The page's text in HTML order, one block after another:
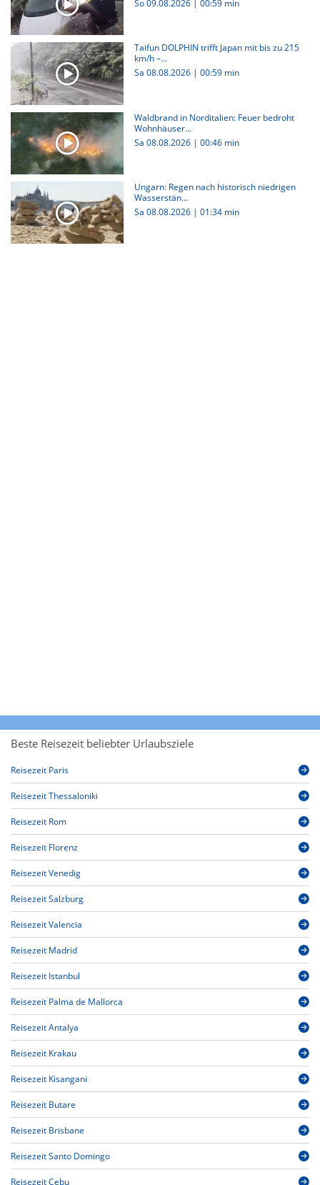
So 09.08.2026 | 00:59 min
Taifun DOLPHIN trifft Japan mit bis zu 215
km/h –...
Sa 08.08.2026 | 00:59 min
Waldbrand in Norditalien: Feuer bedroht
Wohnhäuser...
Sa 08.08.2026 | 00:46 min
Ungarn: Regen nach historisch niedrigen
Wasserstän...
Sa 08.08.2026 | 01:34 min
Beste Reisezeit beliebter Urlaubsziele
Reisezeit Paris
Reisezeit Thessaloniki
Reisezeit Rom
Reisezeit Florenz
Reisezeit Venedig
Reisezeit Salzburg
Reisezeit Valencia
Reisezeit Madrid
Reisezeit Istanbul
Reisezeit Palma de Mallorca
Reisezeit Antalya
Reisezeit Krakau
Reisezeit Kisangani
Reisezeit Butare
Reisezeit Brisbane
Reisezeit Santo Domingo
Reisezeit Cebu